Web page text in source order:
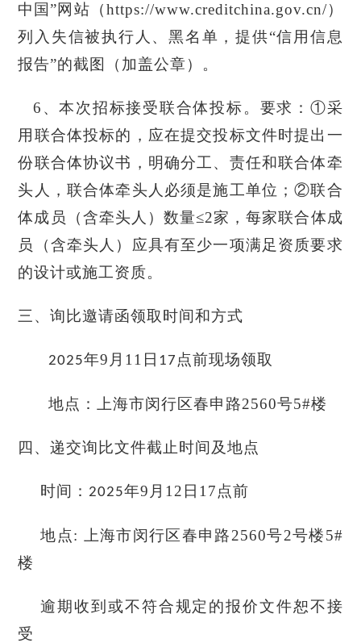
中国”网站（https://www.creditchina.gov.cn/）
列入失信被执行人、黑名单，提供“信用信息
报告”的截图（加盖公章）。
6、本次招标接受联合体投标。要求：①采
用联合体投标的，应在提交投标文件时提出一
份联合体协议书，明确分工、责任和联合体牵
头人，联合体牵头人必须是施工单位；②联合
体成员（含牵头人）数量≤2家，每家联合体成
员（含牵头人）应具有至少一项满足资质要求
的设计或施工资质。
三、询比邀请函领取时间和方式
2025年9 月11 日 17 点前现场领取
地点： 上海市闵行区春申路2560号5#楼
四、递交询比文件截止时间及地点
时间： 2025年9 月12日 17点前
地点: 上海市闵行区春申路2560号2号楼5#
楼
逾期收到或不符合规定的报价文件恕不接
受